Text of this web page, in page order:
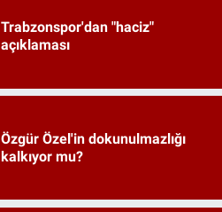
Trabzonspor'dan "haciz"
açıklaması
Özgür Özel'in dokunulmazlığı
kalkıyor mu?